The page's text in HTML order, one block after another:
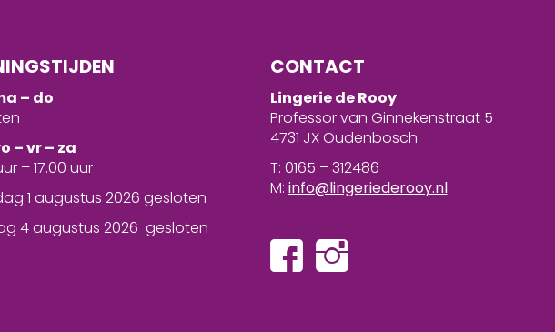
– do
– vr – za
– 17.00 uur
1 augustus 2026 gesloten
4 augustus 2026 gesloten
CONTACT
Lingerie de Rooy
Professor van Ginnekenstraat 5
4731 JX Oudenbosch
T: 0165 – 312486
M: info@lingeriederooy.nl